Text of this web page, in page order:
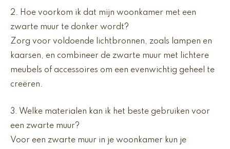
2. Hoe voorkom ik dat mijn woonkamer met een
zwarte muur te donker wordt?
Zorg voor voldoende lichtbronnen, zoals lampen en
kaarsen, en combineer de zwarte muur met lichtere
meubels of accessoires om een evenwichtig geheel te
creëren.
3. Welke materialen kan ik het beste gebruiken voor
een zwarte muur?
Voor een zwarte muur in je woonkamer kun je